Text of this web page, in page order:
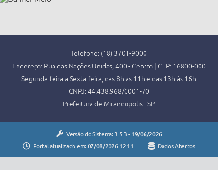
Telefone: (18) 3701-9000
Endereço: Rua das Nações Unidas, 400 - Centro | CEP: 16800-000
Segunda-feira a Sexta-feira, das 8h às 11h e das 13h às 16h
CNPJ: 44.438.968/0001-70
Prefeitura de Mirandópolis - SP
Versão do Sistema: 3.5.3 - 19/06/2026
Portal atualizado em: 07/08/2026 12:11 Dados Abertos